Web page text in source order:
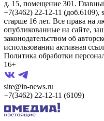
д. 15, помещение 301.
+7(3462) 22-12-11 (доб.6109),
старше 16 лет. Все права на
опубликованные на сайте,
законодательством об
использовании активная
Политика обработки
16+
site@in-news.ru
+7(3462) 22-12-11 (6109)